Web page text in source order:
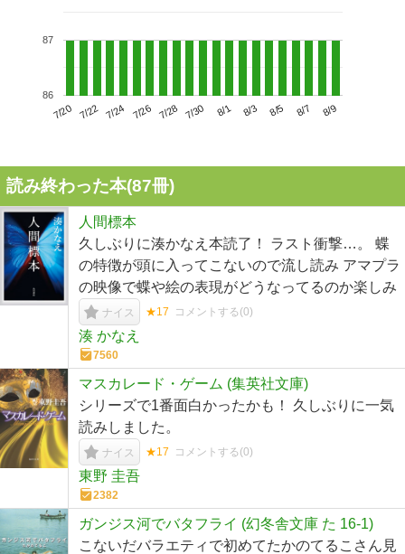
7/20 7/22 7/24 7/26 7/28 7/30 8/1 8/3 8/5 8/7 8/9
86
87
読み終わった本(87冊)
人間標本
久しぶりに湊かなえ本読了！ ラスト衝撃…。 蝶
の特徴が頭に入ってこないので流し読み アマプラ
の映像で蝶や絵の表現がどうなってるのか楽しみ
ナイス ★17 コメントする(0)
湊 かなえ
7560
マスカレード・ゲーム (集英社文庫)
シリーズで1番面白かったかも！ 久しぶりに一気
読みしました。
ナイス ★17 コメントする(0)
東野 圭吾
2382
ガンジス河でバタフライ (幻冬舎文庫 た 16-1)
こないだバラエティで初めてたかのてるこさん見